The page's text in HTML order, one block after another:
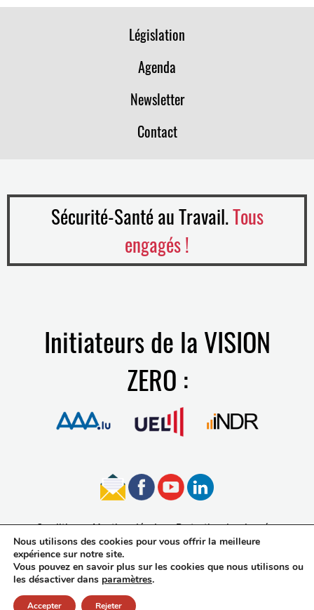
Législation
Agenda
Newsletter
Contact
Sécurité-Santé au Travail.Tous
engagés !
Initiateurs de la VISION
ZERO :
Conditions Mentions légales Protection des données
Accessibilité
Nous utilisons des cookies pour vous offrir la meilleure
expérience sur notre site.
Vous pouvez en savoir plus sur les cookies que nous utilisons ou
les désactiver dans paramètres.
Accepter Rejeter